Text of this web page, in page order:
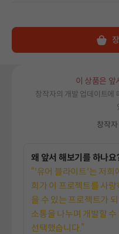
이 상품은 앞
창작자의 개발 업데이트에
창작자
왜 앞서 해보기를 하나요
“'유어 블라이트'는 저희
희가 이 프로젝트를 사
을 수 있는 프로젝트가
소통을 나누며 개발할
선택했습니다.”